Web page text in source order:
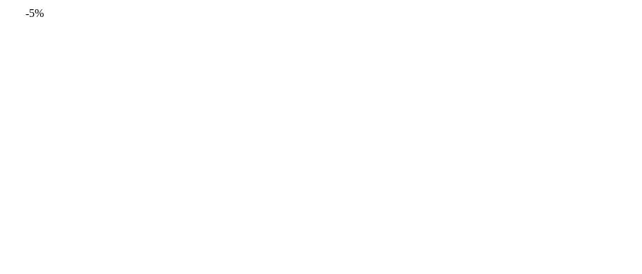
-5%